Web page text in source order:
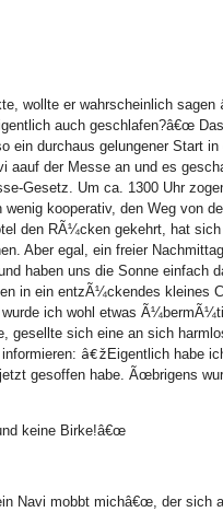
wollte er wahrscheinlich sagen
auch geschlafen?â€œ
ein durchaus gelungener Start
aauf der Messe an und es
Gesetz. Um ca. 1300 Uhr
kooperativ, den Weg von
den RÃ¼cken gekehrt, hat
Aber egal, ein freier
haben uns die Sonne einfach
in ein entzÃ¼ckendes kleines
ich wohl etwas
gesellte sich eine an sich
â€ž Eigentlich habe
gesoffen habe. Ãœbrigens
keine Birke!â€œ
Navi mobbt michâ€œ, der sich